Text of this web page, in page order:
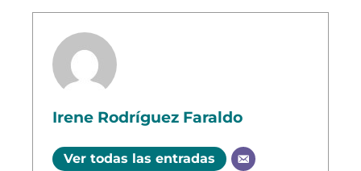
Irene Rodríguez Faraldo
Ver todas las entradas